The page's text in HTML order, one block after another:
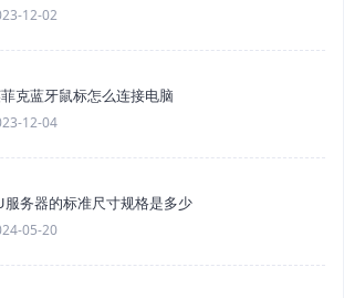
12-02
克蓝牙鼠标怎么连接电脑
12-04
服务器的标准尺寸规格是多少
05-20